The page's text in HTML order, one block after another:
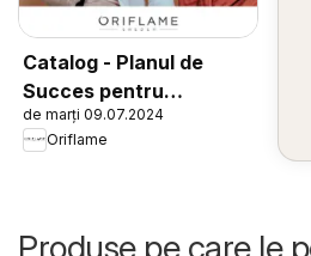
Catalog - Planul de
Succes pentru
Partenerul de Brand
de marți 09.07.2024
Oriflame
Produse pe care le